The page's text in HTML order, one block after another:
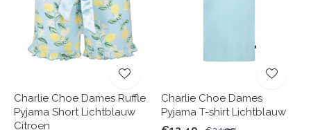
Charlie Choe Dames Ruffle
Pyjama Short Lichtblauw
Citroen
Charlie Choe Dames
Pyjama T-shirt Lichtblauw